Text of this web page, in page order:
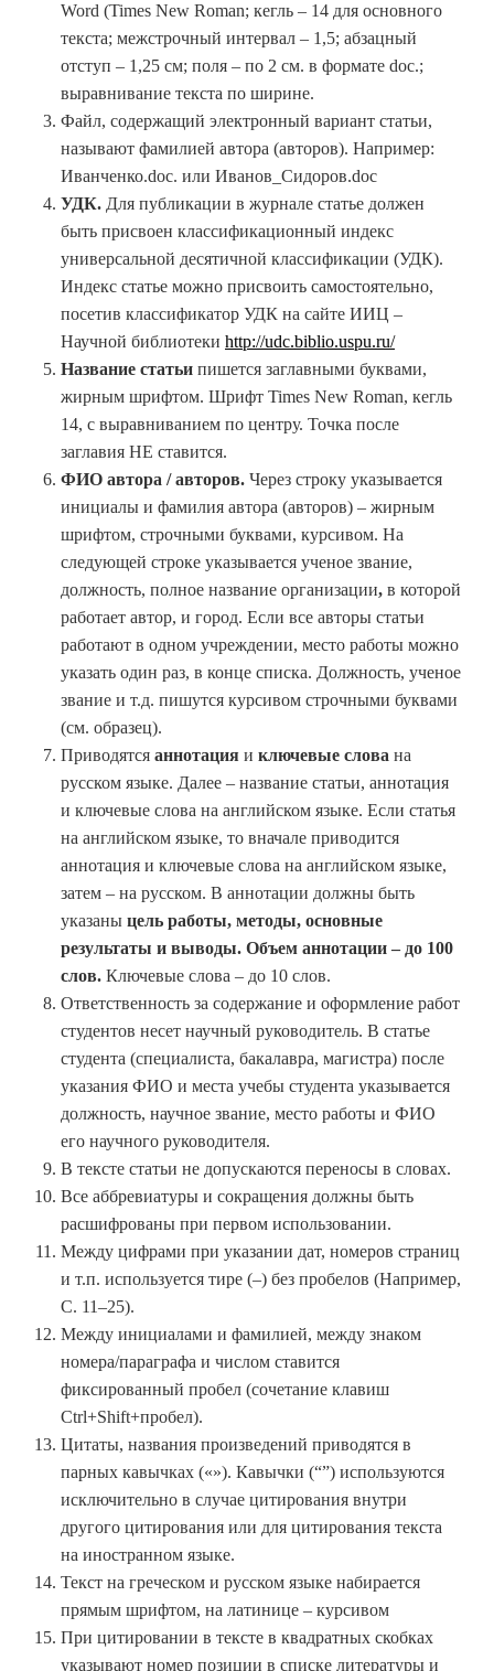
Word (Times New Roman; кегль – 14 для основного
текста; межстрочный интервал – 1,5; абзацный
отступ – 1,25 см; поля – по 2 см. в формате doc.;
выравнивание текста по ширине.
Файл, содержащий электронный вариант статьи,
называют фамилией автора (авторов). Например:
Иванченко.doc. или Иванов_Сидоров.doc
УДК. Для публикации в журнале статье должен
быть присвоен классификационный индекс
универсальной десятичной классификации (УДК).
Индекс статье можно присвоить самостоятельно,
посетив классификатор УДК на сайте ИИЦ –
Научной библиотеки http://udc.biblio.uspu.ru/
Название статьи пишется заглавными буквами,
жирным шрифтом. Шрифт Times New Roman, кегль
14, с выравниванием по центру. Точка после
заглавия НЕ ставится.
ФИО автора / авторов. Через строку указывается
инициалы и фамилия автора (авторов) – жирным
шрифтом, строчными буквами, курсивом. На
следующей строке указывается ученое звание,
должность, полное название организации, в которой
работает автор, и город. Если все авторы статьи
работают в одном учреждении, место работы можно
указать один раз, в конце списка. Должность, ученое
звание и т.д. пишутся курсивом строчными буквами
(см. образец).
Приводятся аннотация и ключевые слова на
русском языке. Далее – название статьи, аннотация
и ключевые слова на английском языке. Если статья
на английском языке, то вначале приводится
аннотация и ключевые слова на английском языке,
затем – на русском. В аннотации должны быть
указаны цель работы, методы, основные
результаты и выводы. Объем аннотации – до 100
слов. Ключевые слова – до 10 слов.
Ответственность за содержание и оформление работ
студентов несет научный руководитель. В статье
студента (специалиста, бакалавра, магистра) после
указания ФИО и места учебы студента указывается
должность, научное звание, место работы и ФИО
его научного руководителя.
В тексте статьи не допускаются переносы в словах.
Все аббревиатуры и сокращения должны быть
расшифрованы при первом использовании.
Между цифрами при указании дат, номеров страниц
и т.п. используется тире (–) без пробелов (Например,
С. 11–25).
Между инициалами и фамилией, между знаком
номера/параграфа и числом ставится
фиксированный пробел (сочетание клавиш
Ctrl+Shift+пробел).
Цитаты, названия произведений приводятся в
парных кавычках («»). Кавычки (“”) используются
исключительно в случае цитирования внутри
другого цитирования или для цитирования текста
на иностранном языке.
Текст на греческом и русском языке набирается
прямым шрифтом, на латинице – курсивом
При цитировании в тексте в квадратных скобках
указывают номер позиции в списке литературы и